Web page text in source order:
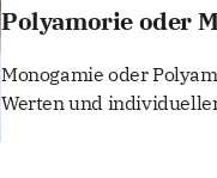
Polyamorie oder
Monogamie oder
Werten und